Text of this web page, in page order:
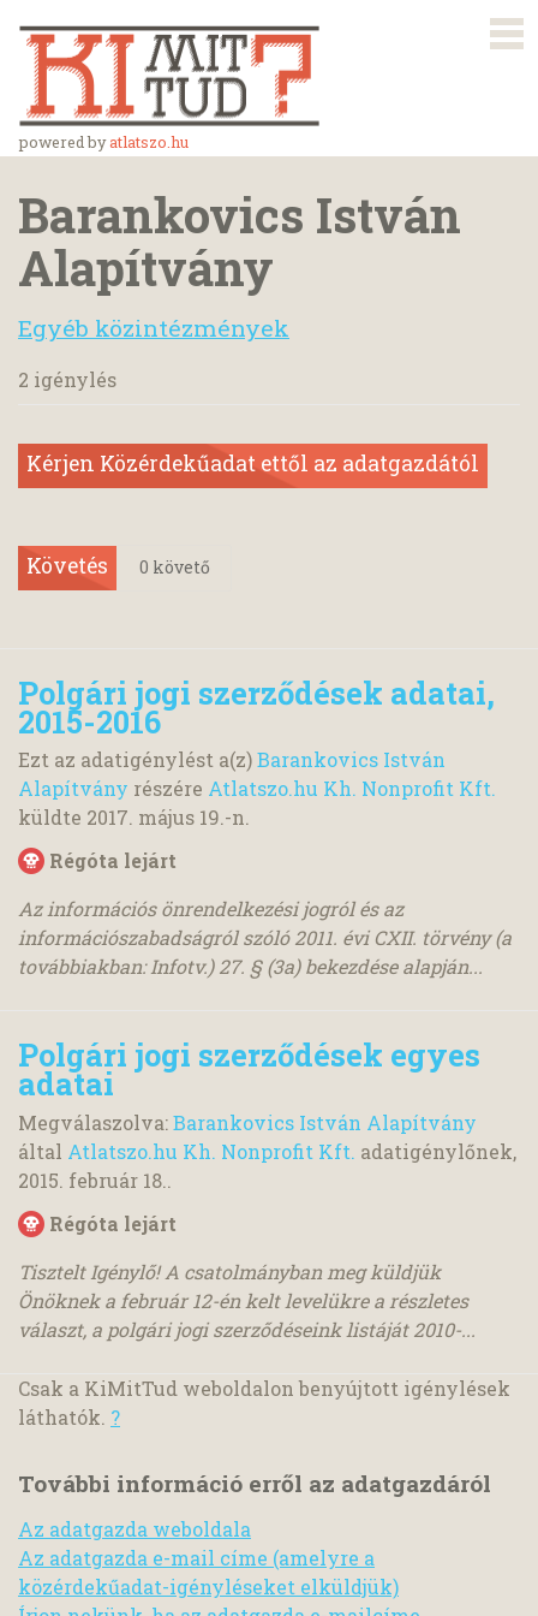
powered byatlatszo.hu
Barankovics István
Alapítvány
Egyéb közintézmények
2 igénylés
Kérjen Közérdekűadat ettől az adatgazdától
Követés 0 követő
Polgári jogi szerződések adatai,
2015-2016
Ezt az adatigénylést a(z)Barankovics István
Alapítvány részére Atlatszo.hu Kh. Nonprofit Kft.
küldte 2017. május 19.-n.
Régóta lejárt
Az információs önrendelkezési jogról és az
információszabadságról szóló 2011. évi CXII. törvény (a
továbbiakban: Infotv.) 27. § (3a) bekezdése alapján...
Polgári jogi szerződések egyes
adatai
Megválaszolva:Barankovics István Alapítvány
által Atlatszo.hu Kh. Nonprofit Kft. adatigénylőnek,
2015. február 18..
Régóta lejárt
Tisztelt Igénylő! A csatolmányban meg küldjük
Önöknek a február 12-én kelt levelükre a részletes
választ, a polgári jogi szerződéseink listáját 2010-...
Csak a KiMitTud weboldalon benyújtott igénylések
láthatók. ?
További információ erről az adatgazdáról
Az adatgazda weboldala
Az adatgazda e-mail címe (amelyre a
közérdekűadat-igényléseket elküldjük)